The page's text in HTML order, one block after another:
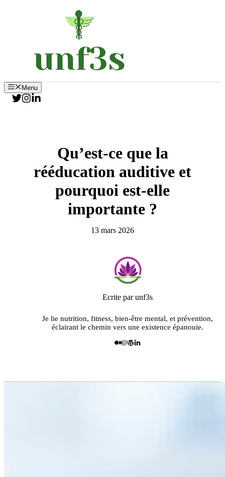
Menu
Qu’est-ce que la
rééducation auditive et
pourquoi est-elle
importante ?
13 mars 2026
Ecrite par unf3s
Je lie nutrition, fitness, bien-être mental, et prévention,
éclairant le chemin vers une existence épanouie.